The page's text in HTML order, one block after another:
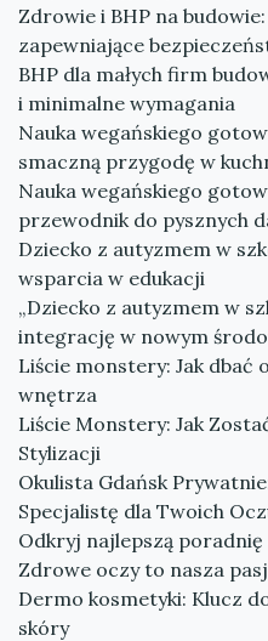
Zdrowie i BHP na
zapewniające
BHP dla małych firm
i minimalne wymagania
Nauka wegańskiego
smaczną przygodę w
Nauka wegańskiego
przewodnik do pysznych
Dziecko z autyzmem w
wsparcia w edukacji
„Dziecko z autyzmem w
integrację w nowym
Liście monstery: Jak dbać
wnętrza
Liście Monstery: Jak
Stylizacji
Okulista Gdańsk
Specjalistę dla Twoich
Odkryj najlepszą poradnię
Zdrowe oczy to nasza
Dermo kosmetyki: Klucz
skóry